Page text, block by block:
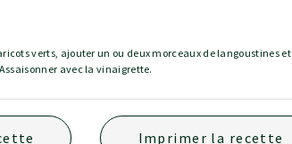
verts, ajouter un ou deux morceaux de langoustines et
avec la vinaigrette.
Imprimer la recette